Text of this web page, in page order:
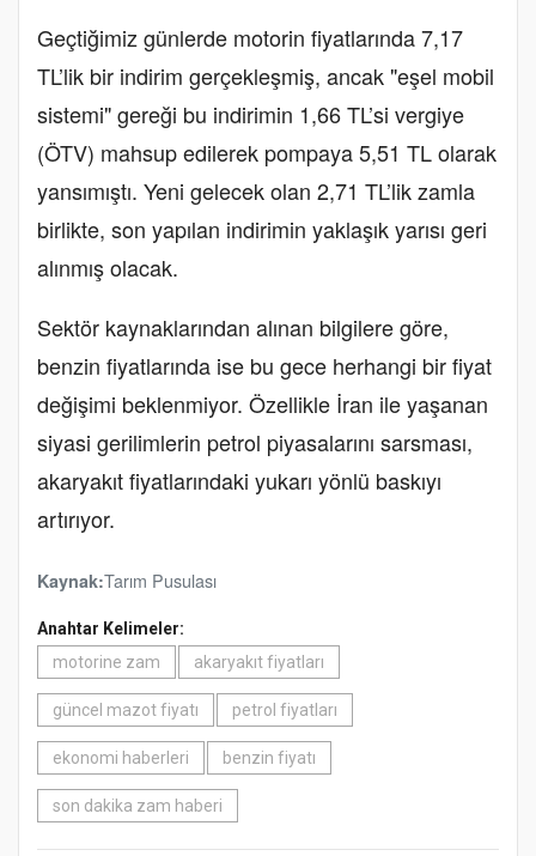
Geçtiğimiz günlerde motorin fiyatlarında 7,17
TL’lik bir indirim gerçekleşmiş, ancak "eşel mobil
sistemi" gereği bu indirimin 1,66 TL’si vergiye
(ÖTV) mahsup edilerek pompaya 5,51 TL olarak
yansımıştı. Yeni gelecek olan 2,71 TL’lik zamla
birlikte, son yapılan indirimin yaklaşık yarısı geri
alınmış olacak.
Sektör kaynaklarından alınan bilgilere göre,
benzin fiyatlarında ise bu gece herhangi bir fiyat
değişimi beklenmiyor. Özellikle İran ile yaşanan
siyasi gerilimlerin petrol piyasalarını sarsması,
akaryakıt fiyatlarındaki yukarı yönlü baskıyı
artırıyor.
Kaynak:Tarım Pusulası
Anahtar Kelimeler:
motorine zam
akaryakıt fiyatları
güncel mazot fiyatı petrol fiyatları
ekonomi haberleri benzin fiyatı
son dakika zam haberi